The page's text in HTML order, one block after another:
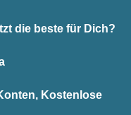
die beste für Dich?
Kostenlose